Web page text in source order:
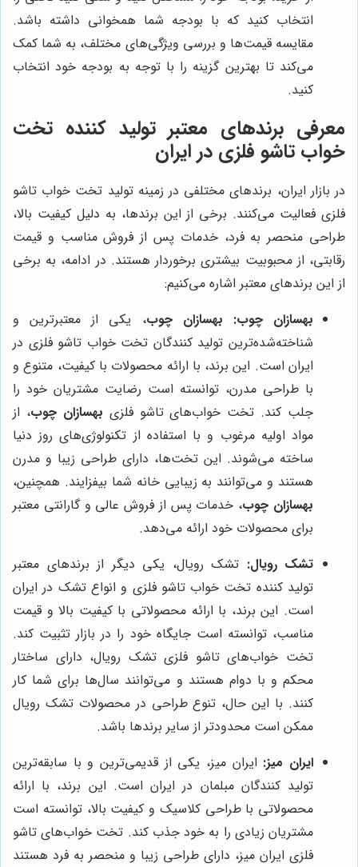
انتخاب کنید که با بودجه شما همخوانی داشته باشد.
مقایسه قیمت‌ها و بررسی ویژگی‌های مختلف، به شما کمک
می‌کند تا بهترین گزینه را با توجه به بودجه خود انتخاب
کنید.
معرفی برندهای معتبر تولید کننده تخت
خواب تاشو فلزی در ایران
در بازار ایران، برندهای مختلفی در زمینه تولید تخت خواب تاشو
فلزی فعالیت می‌کنند. برخی از این برندها، به دلیل کیفیت بالا،
طراحی منحصر به فرد، خدمات پس از فروش مناسب و قیمت
رقابتی، از محبوبیت بیشتری برخوردار هستند. در ادامه، به برخی
از این برندهای معتبر اشاره می‌کنیم:
بهسازان چوب: بهسازان چوب، یکی از معتبرترین و
شناخته‌شده‌ترین تولید کنندگان تخت خواب تاشو فلزی در
ایران است. این برند، با ارائه محصولات با کیفیت، متنوع و
با طراحی مدرن، توانسته است رضایت مشتریان خود را
جلب کند. تخت خواب‌های تاشو فلزی بهسازان چوب، از
مواد اولیه مرغوب و با استفاده از تکنولوژی‌های روز دنیا
ساخته می‌شوند. این تخت‌ها، دارای طراحی زیبا و مدرن
هستند و می‌توانند به زیبایی خانه شما بیفزایند. همچنین،
بهسازان چوب، خدمات پس از فروش عالی و گارانتی معتبر
برای محصولات خود ارائه می‌دهد.
تشک رویال: تشک رویال، یکی دیگر از برندهای معتبر
تولید کننده تخت خواب تاشو فلزی و انواع تشک در ایران
است. این برند، با ارائه محصولاتی با کیفیت بالا و قیمت
مناسب، توانسته است جایگاه خود را در بازار تثبیت کند.
تخت خواب‌های تاشو فلزی تشک رویال، دارای ساختار
محکم و با دوام هستند و می‌توانند سال‌ها برای شما کار
کنند. با این حال، تنوع طراحی در محصولات تشک رویال
ممکن است محدودتر از سایر برندها باشد.
ایران میز: ایران میز، یکی از قدیمی‌ترین و با سابقه‌ترین
تولید کنندگان مبلمان در ایران است. این برند، با ارائه
محصولاتی با طراحی کلاسیک و کیفیت بالا، توانسته است
مشتریان زیادی را به خود جذب کند. تخت خواب‌های تاشو
فلزی ایران میز، دارای طراحی زیبا و منحصر به فرد هستند